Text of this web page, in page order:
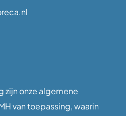
zijn onze algemene
van toepassing, waarin